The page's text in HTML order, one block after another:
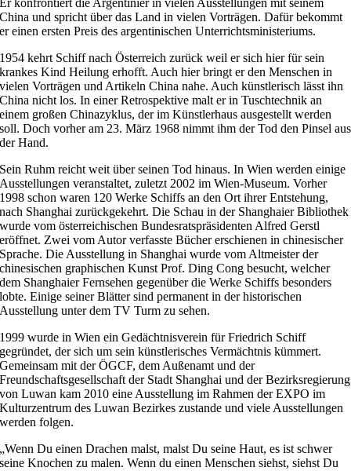
China und spricht über das Land in vielen Vorträgen. Dafür bekommt
er einen ersten Preis des argentinischen Unterrichtsministeriums.
1954 kehrt Schiff nach Österreich zurück weil er sich hier für sein
krankes Kind Heilung erhofft. Auch hier bringt er den Menschen in
vielen Vorträgen und Artikeln China nahe. Auch künstlerisch lässt ihn
China nicht los. In einer Retrospektive malt er in Tuschtechnik an
einem großen Chinazyklus, der im Künstlerhaus ausgestellt werden
soll. Doch vorher am 23. März 1968 nimmt ihm der Tod den Pinsel aus
der Hand.
Sein Ruhm reicht weit über seinen Tod hinaus. In Wien werden einige
Ausstellungen veranstaltet, zuletzt 2002 im Wien-Museum. Vorher
1998 schon waren 120 Werke Schiffs an den Ort ihrer Entstehung,
nach Shanghai zurückgekehrt. Die Schau in der Shanghaier Bibliothek
wurde vom österreichischen Bundesratspräsidenten Alfred Gerstl
eröffnet. Zwei vom Autor verfasste Bücher erschienen in chinesischer
Sprache. Die Ausstellung in Shanghai wurde vom Altmeister der
chinesischen graphischen Kunst Prof. Ding Cong besucht, welcher
dem Shanghaier Fernsehen gegenüber die Werke Schiffs besonders
lobte. Einige seiner Blätter sind permanent in der historischen
Ausstellung unter dem TV Turm zu sehen.
1999 wurde in Wien ein Gedächtnisverein für Friedrich Schiff
gegründet, der sich um sein künstlerisches Vermächtnis kümmert.
Gemeinsam mit der ÖGCF, dem Außenamt und der
Freundschaftsgesellschaft der Stadt Shanghai und der Bezirksregierung
von Luwan kam 2010 eine Ausstellung im Rahmen der EXPO im
Kulturzentrum des Luwan Bezirkes zustande und viele Ausstellungen
werden folgen.
„Wenn Du einen Drachen malst, malst Du seine Haut, es ist schwer
seine Knochen zu malen. Wenn du einen Menschen siehst, siehst Du